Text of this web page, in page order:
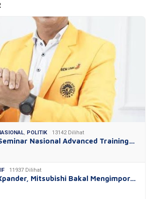
, POLITIK 13142 Dilihat
Nasional Advanced Training…
11937 Dilihat
Mitsubishi Bakal Mengimpor…